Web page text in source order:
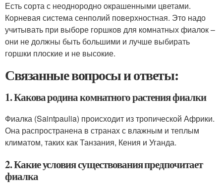
Есть сорта с неоднородно окрашенными цветами.
Корневая система сенполий поверхностная. Это надо
учитывать при выборе горшков для комнатных фиалок –
они не должны быть большими и лучше выбирать
горшки плоские и не высокие.
Связанные вопросы и ответы:
1. Какова родина комнатного растения фиалки
Фиалка (Saintpaulia) происходит из тропической Африки.
Она распространена в странах с влажным и теплым
климатом, таких как Танзания, Кения и Уганда.
2. Какие условия существования предпочитает
фиалка